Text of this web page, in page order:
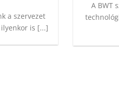
a szervezet
is [...]
A BWT